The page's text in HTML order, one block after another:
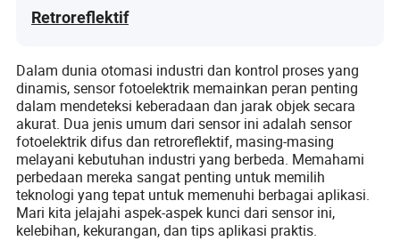
Retroreflektif
Dalam dunia otomasi industri dan kontrol proses yang
dinamis, sensor fotoelektrik memainkan peran penting
dalam mendeteksi keberadaan dan jarak objek secara
akurat. Dua jenis umum dari sensor ini adalah sensor
fotoelektrik difus dan retroreflektif, masing-masing
melayani kebutuhan industri yang berbeda. Memahami
perbedaan mereka sangat penting untuk memilih
teknologi yang tepat untuk memenuhi berbagai aplikasi.
Mari kita jelajahi aspek-aspek kunci dari sensor ini,
kelebihan, kekurangan, dan tips aplikasi praktis.